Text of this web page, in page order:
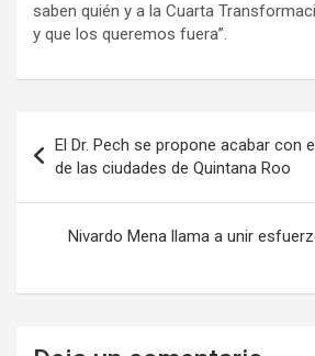
saben quién y a la Cuarta
y que los queremos fuera”.
de
entradas
El Dr. Pech se propone acabar con
de las ciudades de Quintana Roo
Nivardo Mena llama a unir